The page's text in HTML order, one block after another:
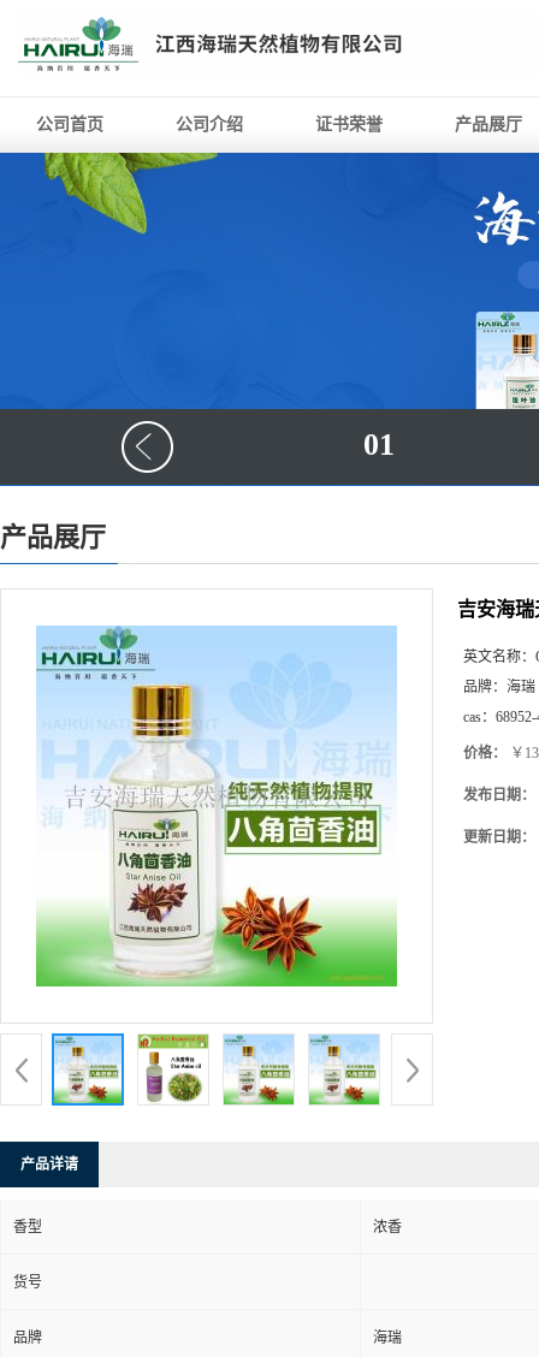
公司首页 公司介绍 证书荣誉 产品展厅
01
产品展厅
吉安海
英文名称：
品牌： 海瑞
cas：
价格： ￥
发布日期：
更新日期：
产品详请
香型 浓香
货号
品牌 海瑞